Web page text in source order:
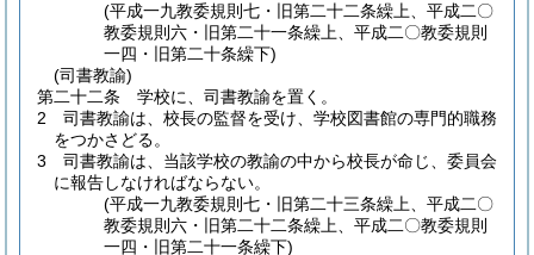
(平成一九教委規則七・旧第二十二条繰上、平成二〇
教委規則六・旧第二十一条繰上、平成二〇教委規則
一四・旧第二十条繰下)
(司書教諭)
第二十二条
学校に、司書教諭を置く。
2
司書教諭は、校長の監督を受け、学校図書館の専門的職務
をつかさどる。
3
司書教諭は、当該学校の教諭の中から校長が命じ、委員会
に報告しなければならない。
(平成一九教委規則七・旧第二十三条繰上、平成二〇
教委規則六・旧第二十二条繰上、平成二〇教委規則
一四・旧第二十一条繰下)